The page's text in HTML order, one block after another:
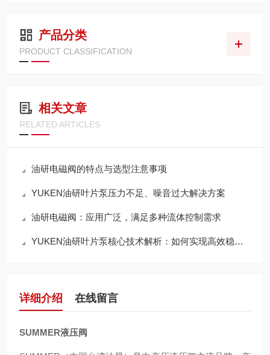
产品分类
PRODUCT CLASSIFICATION
相关文章
RELATED ARTICLES
油研电磁阀的特点与选型注意事项
YUKEN油研叶片泵压力不足、噪音过大解决方案
油研电磁阀：应用广泛，满足多种流体控制需求
YUKEN油研叶片泵核心技术解析：如何实现高效稳定的液压动力输出？
详细介绍 在线留言
SUMMER液压阀